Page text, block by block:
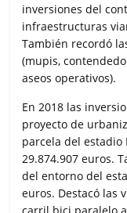
inversiones del
infraestructuras
También recordó
(mupis,
aseos operativos).
En 2018 las
proyecto de
parcela del
29.874.907 euros.
del entorno del
euros. Destacó las
carril bici paralelo